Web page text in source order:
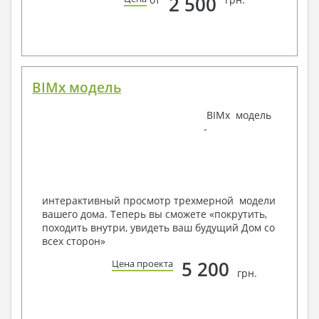
Отопление, вентиляция
Условные обозначения с общими данными
Аксонометрическая схема системы отопления
Условные обозначения и общие данные
Принципиальная схема ВРУ
План сетей освещения, план силовых сетей
Схема системы уравнения потенциалов
Схема повторного контура заземления
Спецификация материалов
Проект является типовым и не учитывает конкретных
BIMx модель
BIMx модель
-
интерактивный просмотр трехмерной модели
вашего дома. Теперь вы сможете «покрутить,
походить внутри, увидеть ваш будущий Дом со
всех сторон»
Цена проекта 5 200 грн.